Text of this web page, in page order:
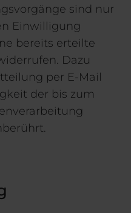
sind nur
Einwilligung
bereits erteilte
Dazu
per E-Mail
der bis zum